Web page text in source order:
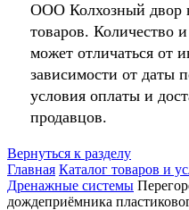
ООО Колхозный двор
товаров. Количество
может отличаться от
зависимости от даты
условия оплаты и
продавцов.
Вернуться к разделу
Главная Каталог товаров и
Дренажные системы
дождеприёмника